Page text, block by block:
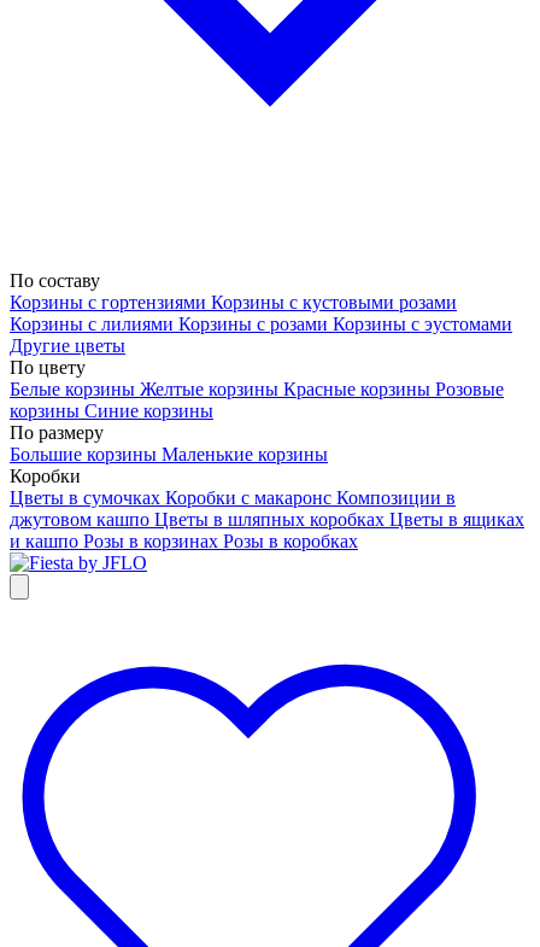
По составу
Корзины с гортензиями Корзины с кустовыми розами
Корзины с лилиями Корзины с розами Корзины с эустомами
Другие цветы
По цвету
Белые корзины Желтые корзины Красные корзины Розовые
корзины Синие корзины
По размеру
Большие корзины Маленькие корзины
Коробки
Цветы в сумочках Коробки с макаронс Композиции в
джутовом кашпо Цветы в шляпных коробках Цветы в ящиках
и кашпо Розы в корзинах Розы в коробках